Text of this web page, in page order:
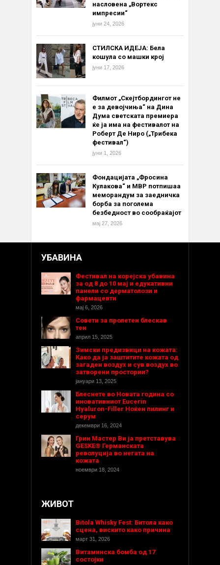
насловена „Вортекс
импресии“
јуни 24, 2026
СТИЛСКА ИДЕЈА: Бела
кошула со машки крој
јуни 17, 2026
Филмот „Скејтбордингот не
е за девојчиња“ на Дина
Дума светската премиера
ќе ја има на фестивалот на
Роберт Де Ниро („Трибека
фестивал“)
јуни 1, 2026
Фондацијата „Фросина
Кулакова“ и МВР потпишаа
меморандум за заедничка
борба за поголема
безбедност во сообраќајот
мај 27, 2026
УБАВИНА
Фестивал на корејска убавина
за од 8 до 10 мај и едукативни
панели со дерматолози и
фармацевти
мај 6, 2026
Совети за пролетен блескав
тен
април 15, 2025
Зимски предизвици на кожата:
Како да ја заштитите кожата од
загаден воздух и сув воздух во
затворени простории?
јануари 13, 2025
Блеснете во Новата година со
иновативниот Eucerin
Hyaluron-Filler Ноќен пилинг и
серум
декември 16, 2024
Грин Мастер Ви ја претставува
GESKE® Германската
револуција во негата на
кожата
ноември 18, 2024
ЖИВОТ
Bitola Whisky Fest: Битола како
сцена, вискито како причина
март 31, 2026
Витаминска бомба од 17
состојки